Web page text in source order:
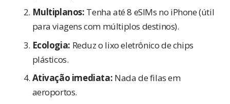
Multiplanos: Tenha até 8 eSIMs no iPhone (útil
para viagens com múltiplos destinos).
Ecologia: Reduz o lixo eletrônico de chips
plásticos.
Ativação imediata: Nada de filas em
aeroportos.